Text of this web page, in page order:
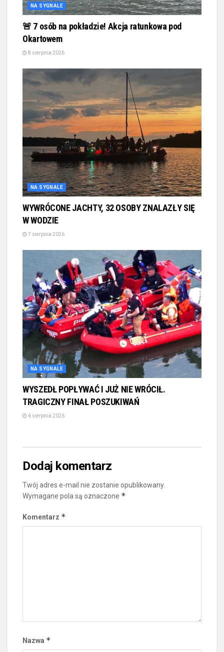
NA SYGNALE
🚨 7 osób na pokładzie! Akcja ratunkowa pod
Okartowem
8 sierpnia 2026
NA SYGNALE
WYWRÓCONE JACHTY, 32 OSOBY ZNALAZŁY SIĘ
W WODZIE
7 sierpnia 2026
NA SYGNALE
WYSZEDŁ POPŁYWAĆ I JUŻ NIE WRÓCIŁ.
TRAGICZNY FINAŁ POSZUKIWAŃ
6 sierpnia 2026
Dodaj komentarz
Twój adres e-mail nie zostanie opublikowany.
Wymagane pola są oznaczone *
Komentarz *
Nazwa *